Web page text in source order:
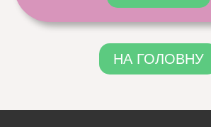
НА ГОЛОВНУ